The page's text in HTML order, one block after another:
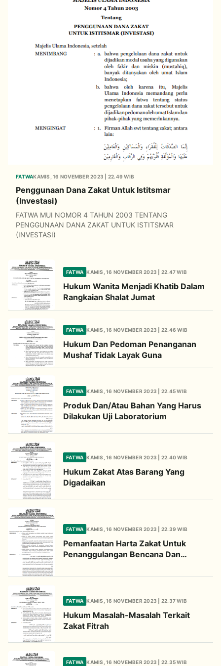
FATWAKAMIS, 16 NOVEMBER 2023 | 22.49 WIB
Penggunaan Dana Zakat Untuk Istitsmar
(Investasi)
FATWA MUI NOMOR 4 TAHUN 2003 TENTANG
PENGGUNAAN DANA ZAKAT UNTUK ISTITSMAR
(INVESTASI)
FATWA KAMIS, 16 NOVEMBER 2023 | 22.47 WIB
Hukum Wanita Menjadi Khatib Dalam
Rangkaian Shalat Jumat
FATWA KAMIS, 16 NOVEMBER 2023 | 22.46 WIB
Hukum Dan Pedoman Penanganan
Mushaf Tidak Layak Guna
FATWA KAMIS, 16 NOVEMBER 2023 | 22.45 WIB
Produk Dan/Atau Bahan Yang Harus
Dilakukan Uji Laboratorium
FATWA KAMIS, 16 NOVEMBER 2023 | 22.40 WIB
Hukum Zakat Atas Barang Yang
Digadaikan
FATWA KAMIS, 16 NOVEMBER 2023 | 22.39 WIB
Pemanfaatan Harta Zakat Untuk
Penanggulangan Bencana Dan
FATWA KAMIS, 16 NOVEMBER 2023 | 22.37 WIB
Hukum Masalah-Masalah Terkait
Zakat Fitrah
FATWA KAMIS, 16 NOVEMBER 2023 | 22.35 WIB